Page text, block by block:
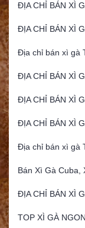
ĐỊA CHỈ BÁN XÌ
ĐỊA CHỈ BÁN XÌ
Địa chỉ bán xì gà
ĐỊA CHỈ BÁN XÌ
ĐỊA CHỈ BÁN XÌ
ĐỊA CHỈ BÁN XÌ
Địa chỉ bán xì gà
Bán Xì Gà Cuba,
ĐỊA CHỈ BÁN XÌ
TOP XÌ GÀ